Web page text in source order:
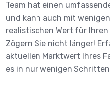
Team hat einen
und kann auch mit
realistischen Wert für
Zögern Sie nicht länger!
aktuellen Marktwert Ihres
es in nur wenigen